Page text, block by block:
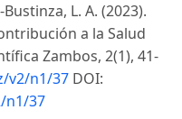
L. A. (2023).
a la Salud
Zambos, 2(1), 41-
v2/n1/37 DOI:
n1/37